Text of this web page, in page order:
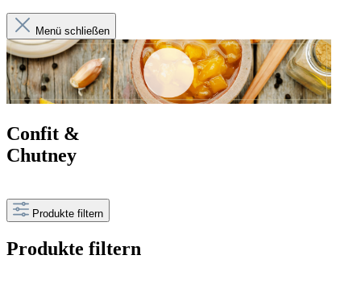
Menü schließen
Confit &
Chutney
Produkte filtern
Produkte filtern